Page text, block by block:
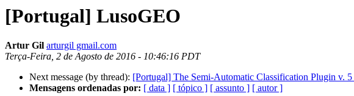
[Portugal] LusoGEO
Artur Gil arturgil gmail.com
Terça-Feira, 2 de Agosto de 2016 - 10:46:16 PDT
Next message (by thread): [Portugal] The Semi-Automatic Classification Plugin v.
Mensagens ordenadas por: [ data ] [ tópico ] [ assunto ] [ autor ]